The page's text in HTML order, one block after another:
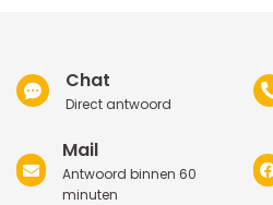
Chat
Direct antwoord
Mail
Antwoord binnen 60
minuten